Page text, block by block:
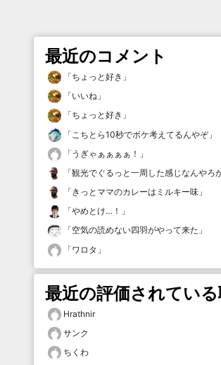
最近のコメント
「ちょっと好き 」
「いいね 」
「ちょっと好き 」
「 こちとら10秒でボケ考えてるんやぞ」
「 うぎゃぁぁぁぁ！ 」
「観光でぐるっと一周した感じなんやろ
「 きっとママのカレーはミルキー味 」
「やめとけ…！ 」
「空気の読めない四羽がやって来た 」
「ワロタ 」
最近の評価されてい
Hrathnir
サンク
ちくわ